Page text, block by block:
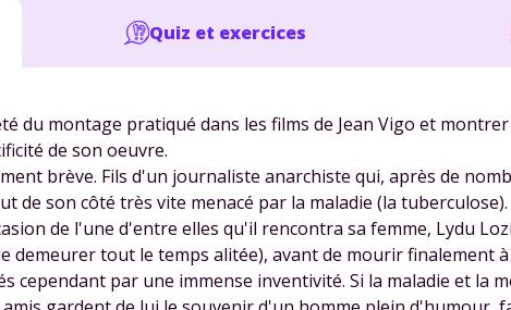
Quiz et exercices
du montage pratiqué dans les films de Jean Vigo et
de son oeuvre.
brève. Fils d'un journaliste anarchiste qui, après de
de son côté très vite menacé par la maladie (la
de l'une d'entre elles qu'il rencontra sa femme, Lydu
demeurer tout le temps alitée), avant de mourir finalement
cependant par une immense inventivité. Si la maladie et la